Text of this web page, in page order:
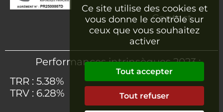
Contact
Performances intrinsèques 2023 :
TRR : 5.38%
TRV : 6.28%
Ce site utilise des cookies et
vous donne le contrôle sur
ceux que vous souhaitez
activer
Tout accepter
Tout refuser